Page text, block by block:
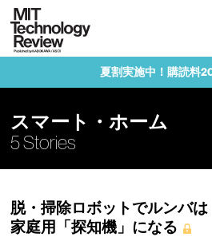
夏割実施中！購読料20
スマート・ホーム
5 Stories
脱・掃除ロボットでルンバは
家庭用「探知機」になる